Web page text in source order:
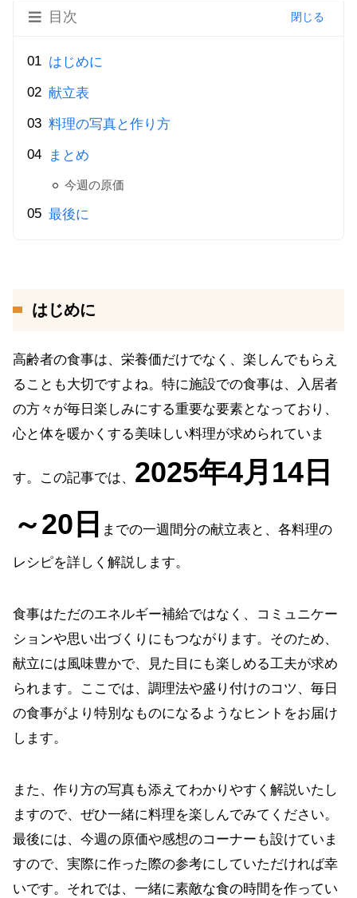
目次
はじめに
献立表
料理の写真と作り方
まとめ
今週の原価
最後に
はじめに
高齢者の食事は、栄養価だけでなく、楽しんでもらえ
ることも大切ですよね。特に施設での食事は、入居者
の方々が毎日楽しみにする重要な要素となっており、
心と体を暖かくする美味しい料理が求められていま
す。この記事では、 2025年4月14日
～20日
までの一週間分の献立表と、各料理の
レシピを詳しく解説します。
食事はただのエネルギー補給ではなく、コミュニケー
ションや思い出づくりにもつながります。そのため、
献立には風味豊かで、見た目にも楽しめる工夫が求め
られます。ここでは、調理法や盛り付けのコツ、毎日
の食事がより特別なものになるようなヒントをお届け
します。
また、作り方の写真も添えてわかりやすく解説いたし
ますので、ぜひ一緒に料理を楽しんでみてください。
最後には、今週の原価や感想のコーナーも設けていま
すので、実際に作った際の参考にしていただければ幸
いです。それでは、一緒に素敵な食の時間を作ってい